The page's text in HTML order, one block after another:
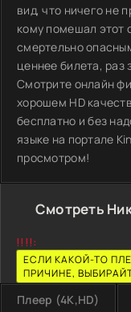
вид, что ничего не
кому помешал этот
смертельно
ценнее билета, раз
Смотрите онлайн
хорошем HD
бесплатно и без
языке на портале
просмотром!
Смотреть
!!!!:
ЕСЛИ КАКОЙ-ТО
ПРИЧИНЕ,
Плеер (4K,HD)